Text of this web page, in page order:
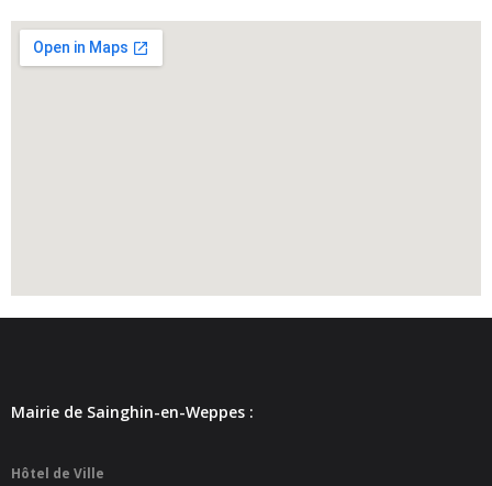
Mairie de Sainghin-en-Weppes :
Hôtel de Ville